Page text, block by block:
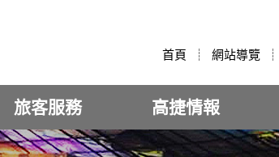
首頁 網站導覽
旅客服務 高捷情報